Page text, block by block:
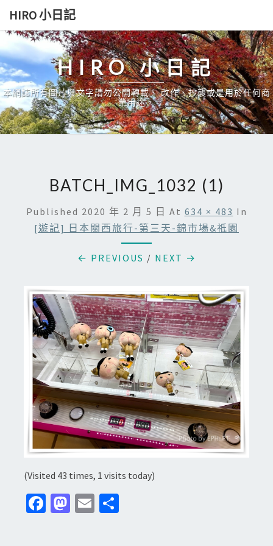
Skip
content
HIRO 小日記
HIRO 小日記
本網誌所有圖片與文字請勿公開轉載、 改作、抄襲或是用於任何商
業用途。
BATCH_IMG_1032 (1)
Published 2020 年 2 月 5 日 At 634 × 483 In
[遊記] 日本關西旅行-第三天-錦市場&祇園
← PREVIOUS / NEXT →
(Visited 43 times, 1 visits today)
Fa M E